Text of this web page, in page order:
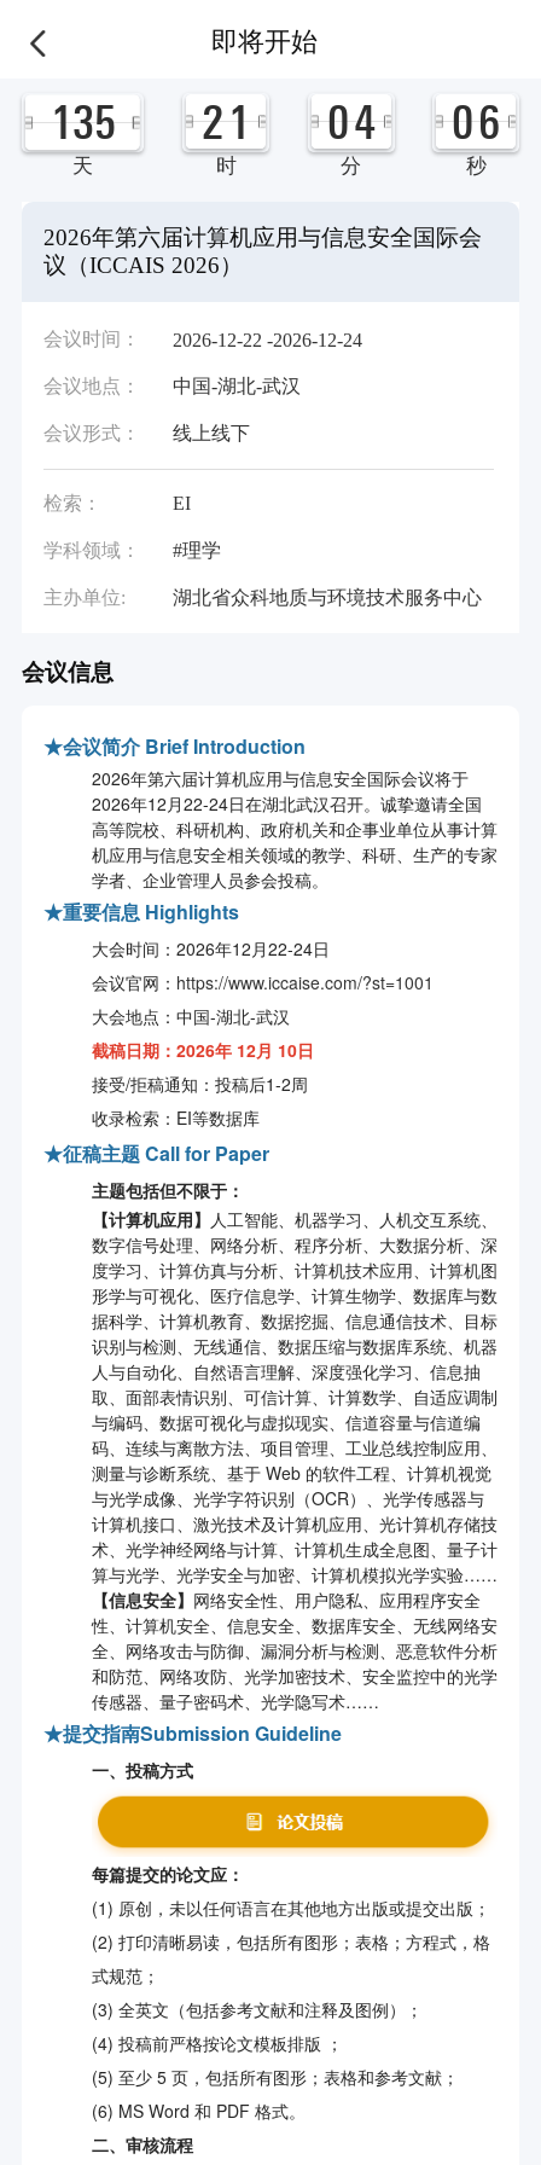
即将开始
135
天
21
时
04
分
06
秒
2026年第六届计算机应用与信息安全国际会
议（ICCAIS 2026）
会议时间： 2026-12-22 -2026-12-24
会议地点： 中国-湖北-武汉
会议形式： 线上线下
检索： EI
学科领域： #理学
主办单位: 湖北省众科地质与环境技术服务中心
会议信息
★会议简介 Brief Introduction
2026年第六届计算机应用与信息安全国际会议将于
2026年12月22-24日在湖北武汉召开。诚挚邀请全国
高等院校、科研机构、政府机关和企事业单位从事计算
机应用与信息安全相关领域的教学、科研、生产的专家
学者、企业管理人员参会投稿。
★重要信息 Highlights
大会时间：2026年12月22-24日
会议官网： https://www.iccaise.com/?st=1001
大会地点：中国-湖北-武汉
截稿日期：2026年 12月 10日
接受/拒稿通知：投稿后1-2周
收录检索：EI等数据库
★征稿主题 Call for Paper
主题包括但不限于：
【计算机应用】 人工智能、机器学习、人机交互系统、
数字信号处理、网络分析、程序分析、大数据分析、深
度学习、计算仿真与分析、计算机技术应用、计算机图
形学与可视化、医疗信息学、计算生物学、数据库与数
据科学、计算机教育、数据挖掘、信息通信技术、目标
识别与检测、无线通信、数据压缩与数据库系统、机器
人与自动化、自然语言理解、深度强化学习、信息抽
取、面部表情识别、可信计算、计算数学、自适应调制
与编码、数据可视化与虚拟现实、信道容量与信道编
码、连续与离散方法、项目管理、工业总线控制应用、
测量与诊断系统、基于 Web 的软件工程、计算机视觉
与光学成像、光学字符识别（OCR）、光学传感器与
计算机接口、激光技术及计算机应用、光计算机存储技
术、光学神经网络与计算、计算机生成全息图、量子计
算与光学、光学安全与加密、计算机模拟光学实验……
【信息安全】 网络安全性、用户隐私、应用程序安全
性、计算机安全、信息安全、数据库安全、无线网络安
全、网络攻击与防御、漏洞分析与检测、恶意软件分析
和防范、网络攻防、光学加密技术、安全监控中的光学
传感器、量子密码术、光学隐写术……
★提交指南Submission Guideline
一、 投稿方式
每篇提交的论文应：
(1) 原创，未以任何语言在其他地方出版或提交出版；
(2) 打印清晰易读，包括所有图形；表格；方程式，格
式规范；
(3) 全英文（包括参考文献和注释及图例）；
(4) 投稿前严格按论文模板排版 ；
(5) 至少 5 页，包括所有图形；表格和参考文献；
(6) MS Word 和 PDF 格式。
二、 审核流程